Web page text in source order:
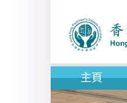
主頁